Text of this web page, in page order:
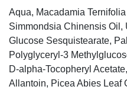
Aqua, Macadamia
Simmondsia Chinensis Oil,
Glucose Sesquistearate,
Polyglyceryl-3
D-alpha-Tocopheryl
Allantoin, Picea Abies Leaf